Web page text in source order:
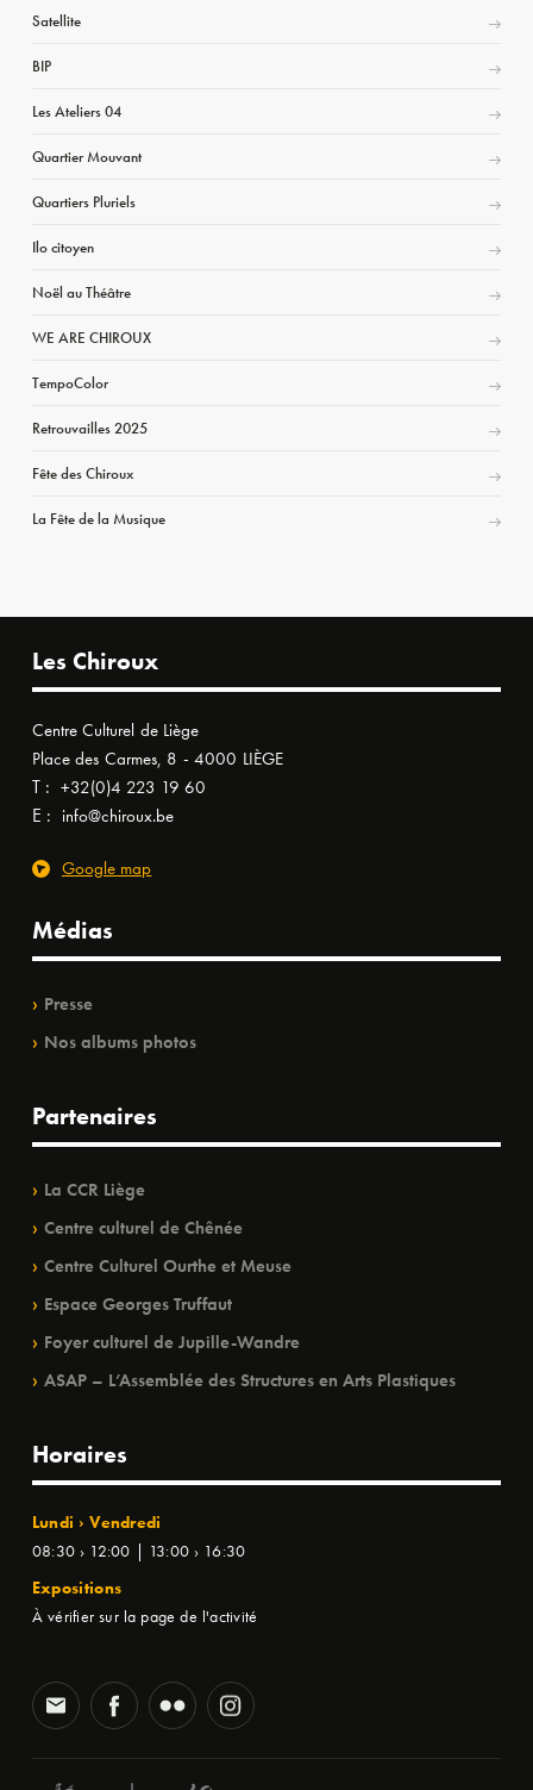
Satellite
BIP
Les Ateliers 04
Quartier Mouvant
Quartiers Pluriels
Ilo citoyen
Noël au Théâtre
WE ARE CHIROUX
TempoColor
Retrouvailles 2025
Fête des Chiroux
La Fête de la Musique
Les Chiroux
Centre Culturel de Liège
Place des Carmes, 8 - 4000 LIÈGE
T : +32(0)4 223 19 60
E : info@chiroux.be
Google map
Médias
Presse
Nos albums photos
Partenaires
La CCR Liège
Centre culturel de Chênée
Centre Culturel Ourthe et Meuse
Espace Georges Truffaut
Foyer culturel de Jupille-Wandre
ASAP – L’Assemblée des Structures en Arts Plastiques
Horaires
Lundi › Vendredi
08:30 › 12:00 | 13:00 › 16:30
Expositions
À vérifier sur la page de l'activité